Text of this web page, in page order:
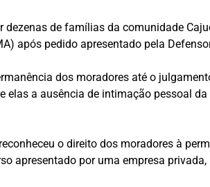
de famílias da comunidade
após pedido apresentado pela
dos moradores até o
a ausência de intimação pessoal
o direito dos moradores à
apresentado por uma empresa